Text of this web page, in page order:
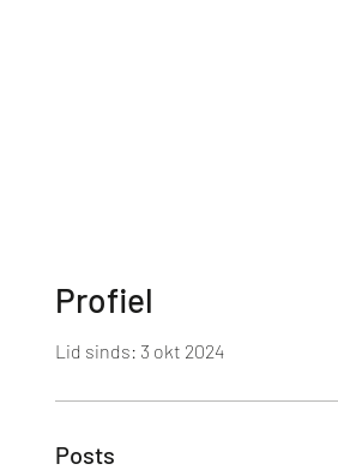
Profiel
Lid sinds: 3 okt 2024
Posts